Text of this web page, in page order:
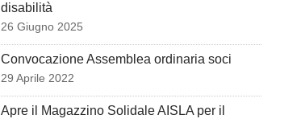
disabilità
26 Giugno 2025
Convocazione Assemblea ordinaria soci
29 Aprile 2022
Apre il Magazzino Solidale AISLA per il